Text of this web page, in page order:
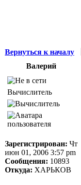
Вернуться к началу
Валерий
Вычислитель
Зарегистрирован: Чт
июн 01, 2006 3:57 pm
Сообщения: 10893
Откуда: ХАРЬКОВ